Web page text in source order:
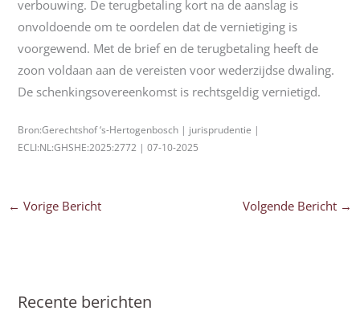
verbouwing. De terugbetaling kort na de aanslag is
onvoldoende om te oordelen dat de vernietiging is
voorgewend. Met de brief en de terugbetaling heeft de
zoon voldaan aan de vereisten voor wederzijdse dwaling.
De schenkingsovereenkomst is rechtsgeldig vernietigd.
Bron:Gerechtshof ‘s-Hertogenbosch | jurisprudentie |
ECLI:NL:GHSHE:2025:2772 | 07-10-2025
← Vorige Bericht Volgende Bericht →
Recente berichten